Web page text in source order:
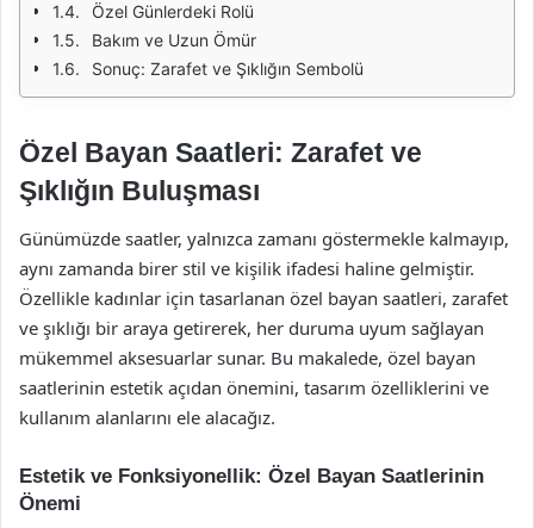
Özel Günlerdeki Rolü
Bakım ve Uzun Ömür
Sonuç: Zarafet ve Şıklığın Sembolü
Özel Bayan Saatleri: Zarafet ve
Şıklığın Buluşması
Günümüzde saatler, yalnızca zamanı göstermekle kalmayıp,
aynı zamanda birer stil ve kişilik ifadesi haline gelmiştir.
Özellikle kadınlar için tasarlanan özel bayan saatleri, zarafet
ve şıklığı bir araya getirerek, her duruma uyum sağlayan
mükemmel aksesuarlar sunar. Bu makalede, özel bayan
saatlerinin estetik açıdan önemini, tasarım özelliklerini ve
kullanım alanlarını ele alacağız.
Estetik ve Fonksiyonellik: Özel Bayan Saatlerinin
Önemi